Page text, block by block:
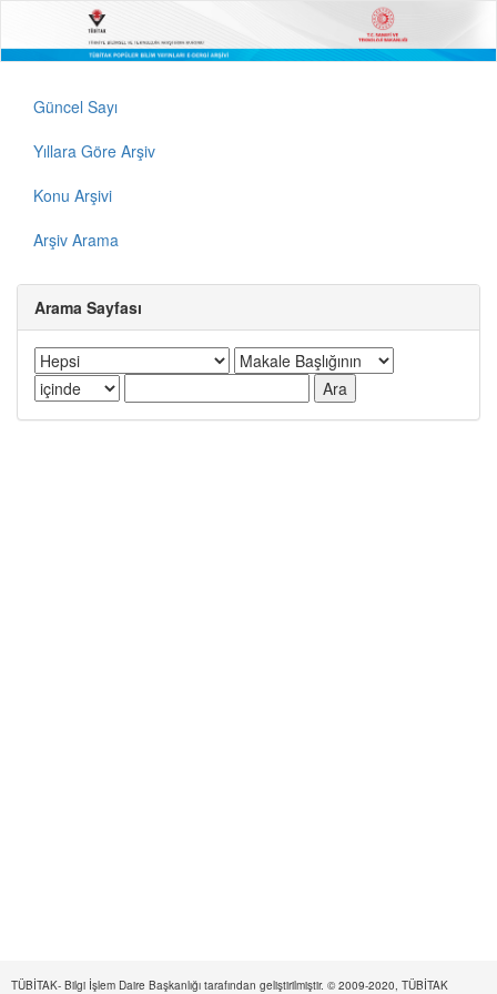
Güncel Sayı
Yıllara Göre Arşiv
Konu Arşivi
Arşiv Arama
Arama Sayfası
TÜBİTAK- Bilgi İşlem Daire Başkanlığı tarafından geliştirilmiştir. © 2009-2020, TÜBİTAK